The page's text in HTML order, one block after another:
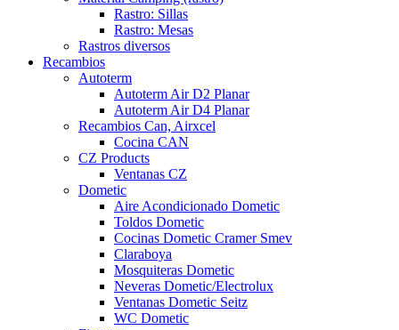
Rastro: Sillas
Rastro: Mesas
Rastros diversos
Recambios
Autoterm
Autoterm Air D2 Planar
Autoterm Air D4 Planar
Recambios Can, Airxcel
Cocina CAN
CZ Products
Ventanas CZ
Dometic
Aire Acondicionado Dometic
Toldos Dometic
Cocinas Dometic Cramer Smev
Claraboya
Mosquiteras Dometic
Neveras Dometic/Electrolux
Ventanas Dometic Seitz
WC Dometic